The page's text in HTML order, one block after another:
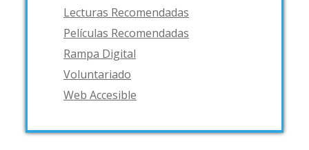
Lecturas Recomendadas
Películas Recomendadas
Rampa Digital
Voluntariado
Web Accesible